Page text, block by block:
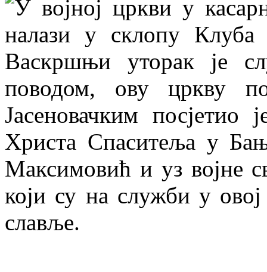
У војној цркви у
налази у склопу Клуба
Васкршњи уторак је
поводом, ову цркву
Јасеновачким посјетио
Христа Спаситеља у
Максимовић и уз војне
који су на служби у
славље.